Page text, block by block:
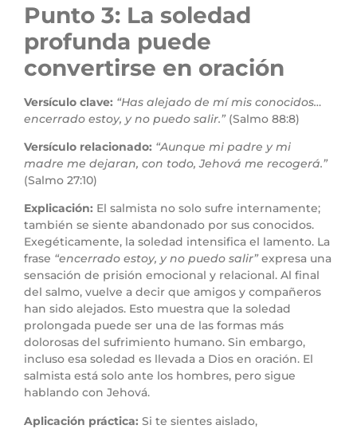
Punto 3: La soledad
profunda puede
convertirse en oración
Versículo clave: “Has alejado de mí mis conocidos…
encerrado estoy, y no puedo salir.”(Salmo 88:8)
Versículo relacionado: “Aunque mi padre y mi
madre me dejaran, con todo, Jehová me recogerá.”
(Salmo 27:10)
Explicación: El salmista no solo sufre internamente;
también se siente abandonado por sus conocidos.
Exegéticamente, la soledad intensifica el lamento. La
frase “encerrado estoy, y no puedo salir”expresa una
sensación de prisión emocional y relacional. Al final
del salmo, vuelve a decir que amigos y compañeros
han sido alejados. Esto muestra que la soledad
prolongada puede ser una de las formas más
dolorosas del sufrimiento humano. Sin embargo,
incluso esa soledad es llevada a Dios en oración. El
salmista está solo ante los hombres, pero sigue
hablando con Jehová.
Aplicación práctica: Si te sientes aislado,